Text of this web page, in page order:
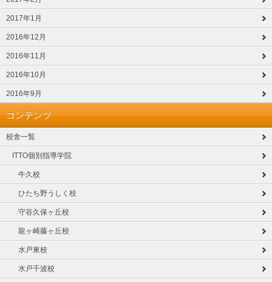
2017年1月
2016年12月
2016年11月
2016年10月
2016年9月
コンテンツ
校舎一覧
ITTO個別指導学院
牛久校
ひたち野うしく校
守谷久保ヶ丘校
龍ヶ崎藤ヶ丘校
水戸東校
水戸千波校